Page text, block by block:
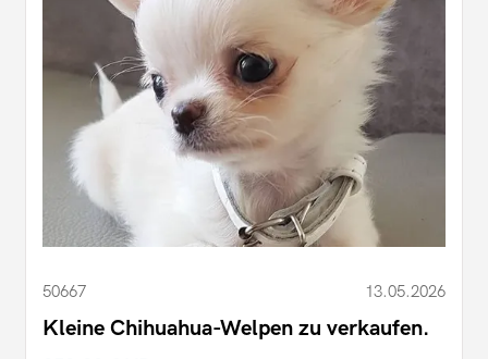
50667 13.05.2026
Kleine Chihuahua-Welpen zu verkaufen.